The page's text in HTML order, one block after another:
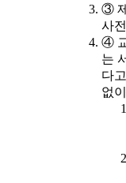
③
사
④
는
다
없